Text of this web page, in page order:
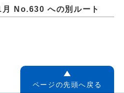
No.630 への別ルート
ページの先頭へ戻る